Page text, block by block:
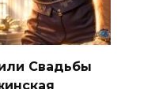
Свадьбы